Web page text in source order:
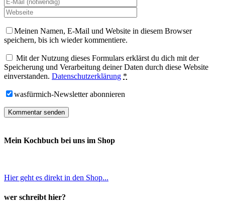
Meinen Namen, E-Mail und Website in diesem Browser
speichern, bis ich wieder kommentiere.
Mit der Nutzung dieses Formulars erklärst du dich mit der
Speicherung und Verarbeitung deiner Daten durch diese Website
einverstanden. Datenschutzerklärung *
wasfürmich-Newsletter abonnieren
Mein Kochbuch bei uns im Shop
Hier geht es direkt in den Shop...
wer schreibt hier?